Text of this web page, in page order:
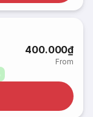
400.000₫
From